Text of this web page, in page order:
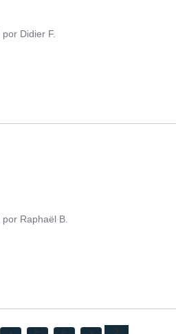
por Didier F.
por Raphaël B.